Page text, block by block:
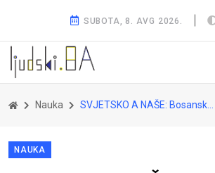
SUBOTA, 8. AVG 2026.
Nauka SVJETSKO A NAŠE: Bosanska studentica u društvu Nobelovaca, znanje bi voljela koristiti u BiH
NAUKA